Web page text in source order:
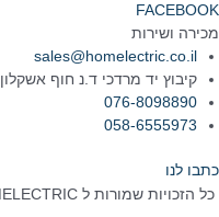
FACEBOOK
מכירה ושירות
sales@homelectric.co.il
קיבוץ יד מרדכי ד.נ חוף אשקלון
076-8098890
058-6555973
כתבו לנו
כל הזכויות שמורות ל HOMELECTRIC